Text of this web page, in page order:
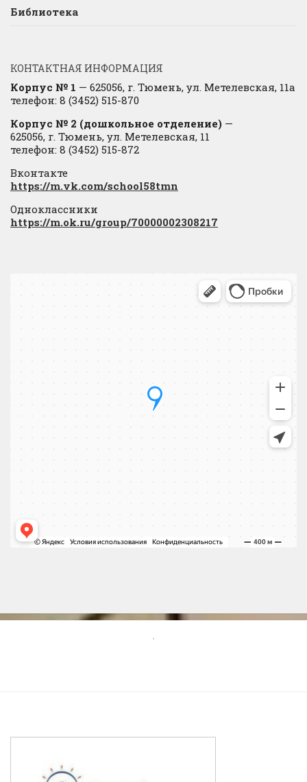
Библиотека
КОНТАКТНАЯ ИНФОРМАЦИЯ
Корпус № 1 — 625056, г. Тюмень, ул. Метелевская, 11а
телефон: 8 (3452) 515-870
Корпус № 2 (дошкольное отделение) —
625056, г. Тюмень, ул. Метелевская, 11
телефон: 8 (3452) 515-872
Вконтакте
https://m.vk.com/school58tmn
Одноклассники
https://m.ok.ru/group/70000002308217